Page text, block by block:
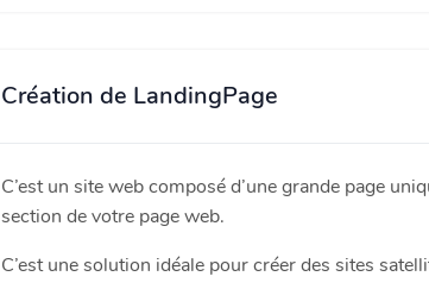
Création de LandingPage
C’est un site web composé d’une grande page
section de votre page web.
C’est une solution idéale pour créer des sites